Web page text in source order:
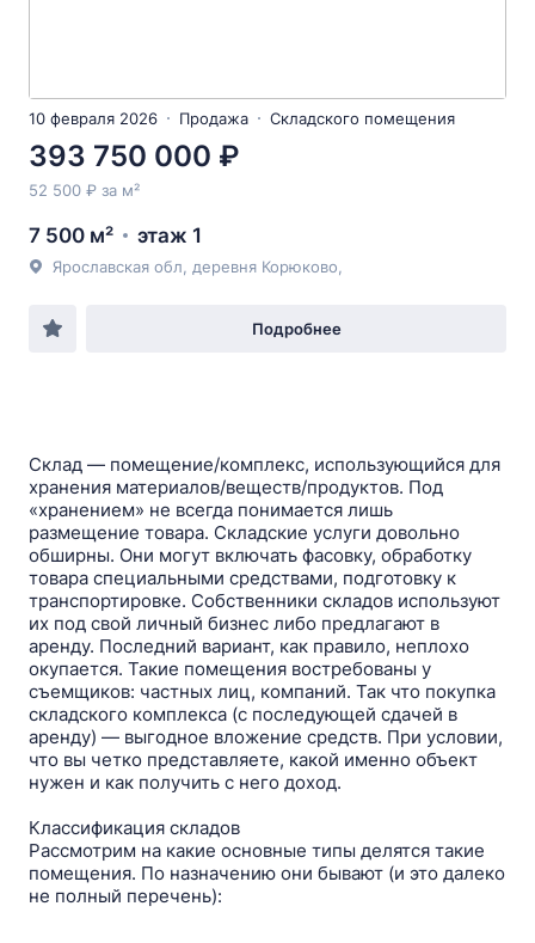
10 февраля 2026 Продажа Складского помещения
393 750 000 ₽
52 500 ₽ за м²
7 500 м² этаж 1
Ярославская обл, деревня Корюково,
Подробнее
Склад — помещение/комплекс, использующийся для
хранения материалов/веществ/продуктов. Под
«хранением» не всегда понимается лишь
размещение товара. Складские услуги довольно
обширны. Они могут включать фасовку, обработку
товара специальными средствами, подготовку к
транспортировке. Собственники складов используют
их под свой личный бизнес либо предлагают в
аренду. Последний вариант, как правило, неплохо
окупается. Такие помещения востребованы у
съемщиков: частных лиц, компаний. Так что покупка
складского комплекса (с последующей сдачей в
аренду) — выгодное вложение средств. При условии,
что вы четко представляете, какой именно объект
нужен и как получить с него доход.
Классификация складов
Рассмотрим на какие основные типы делятся такие
помещения. По назначению они бывают (и это далеко
не полный перечень):